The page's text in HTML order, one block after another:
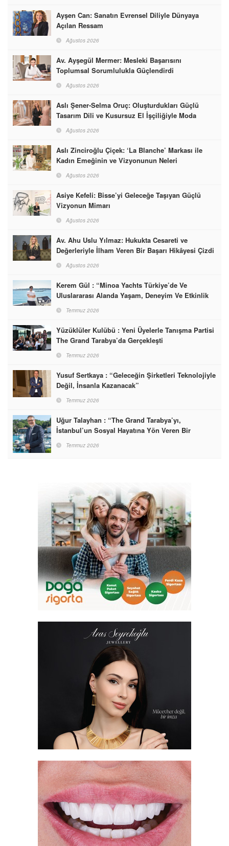
Ayşen Can: Sanatın Evrensel Diliyle Dünyaya
Açılan Ressam
Ağustos 2026
Av. Ayşegül Mermer: Mesleki Başarısını
Toplumsal Sorumlulukla Güçlendirdi
Ağustos 2026
Aslı Şener-Selma Oruç: Oluşturdukları Güçlü
Tasarım Dili ve Kusursuz El İşçiliğiyle Moda
Ağustos 2026
Aslı Zinciroğlu Çiçek: ‘La Blanche’ Markası ile
Kadın Emeğinin ve Vizyonunun Neleri
Ağustos 2026
Asiye Kefeli: Bisse’yi Geleceğe Taşıyan Güçlü
Vizyonun Mimarı
Ağustos 2026
Av. Ahu Uslu Yılmaz: Hukukta Cesareti ve
Değerleriyle İlham Veren Bir Başarı Hikâyesi Çizdi
Ağustos 2026
Kerem Gül : “Minoa Yachts Türkiye’de Ve
Uluslararası Alanda Yaşam, Deneyim Ve Etkinlik
Temmuz 2026
Yüzüklüler Kulübü : Yeni Üyelerle Tanışma Partisi
The Grand Tarabya’da Gerçekleşti
Temmuz 2026
Yusuf Sertkaya : “Geleceğin Şirketleri Teknolojiyle
Değil, İnsanla Kazanacak”
Temmuz 2026
Uğur Talayhan : “The Grand Tarabya’yı,
İstanbul’un Sosyal Hayatına Yön Veren Bir
Temmuz 2026